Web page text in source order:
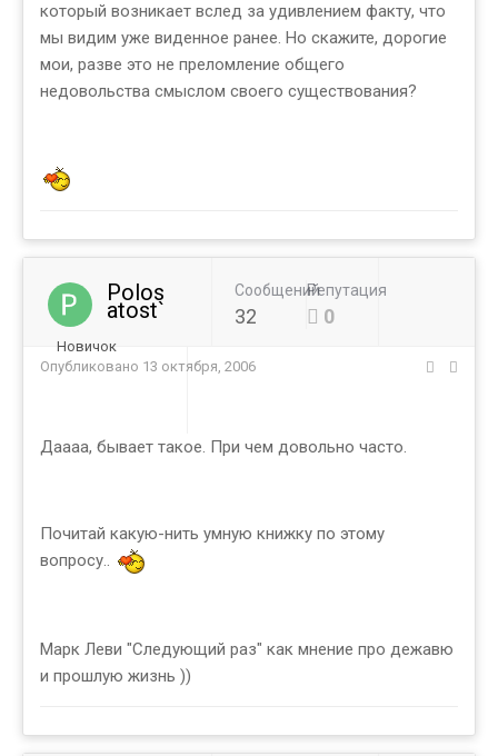
который возникает вслед за удивлением факту, что
мы видим уже виденное ранее. Но скажите, дорогие
мои, разве это не преломление общего
недовольства смыслом своего существования?
Polos
atost`
Новичок
Сообщений
32
Репутация
0
Опубликовано 13 октября, 2006
Даааа, бывает такое. При чем довольно часто.
Почитай какую-нить умную книжку по этому
вопросу..
Марк Леви "Следующий раз" как мнение про дежавю
и прошлую жизнь ))